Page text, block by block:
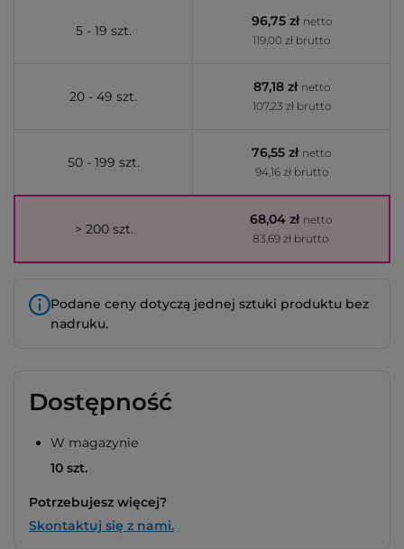
5 - 19 szt.
96,75 zł netto
119,00 zł brutto
20 - 49 szt.
87,18 zł netto
107,23 zł brutto
50 - 199 szt.
76,55 zł netto
94,16 zł brutto
> 200 szt.
68,04 zł netto
83,69 zł brutto
Podane ceny dotyczą jednej sztuki produktu bez
nadruku.
Dostępność
W magazynie
10 szt.
Potrzebujesz więcej?
Skontaktuj się z nami.